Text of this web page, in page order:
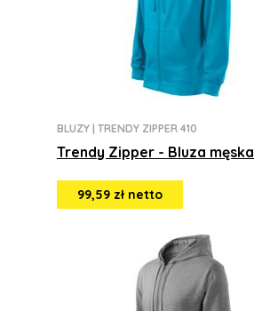
BLUZY TRENDY ZIPPER 410
Trendy Zipper - Bluza męska
99,59 zł netto